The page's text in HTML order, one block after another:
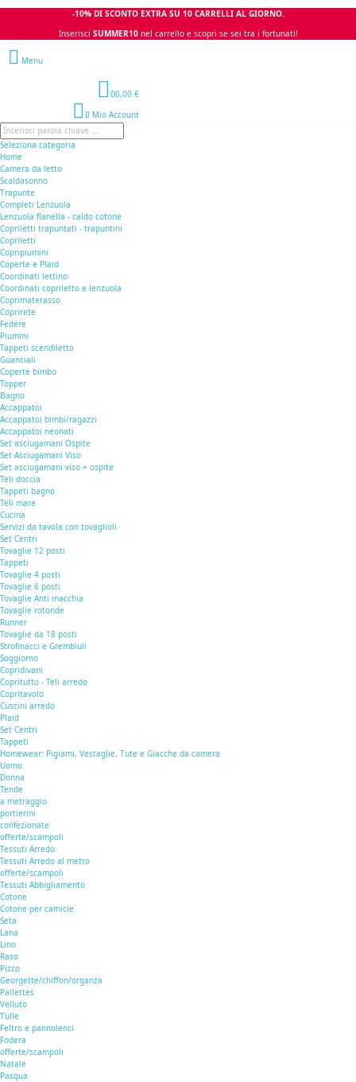
-10% DI SCONTO EXTRA SU 10 CARRELLI AL GIORNO.
Inserisci SUMMER10 nel carrello e scopri se sei tra i fortunati!
Menu
00,00 €
Il Mio Account
Seleziona categoria
Home
Camera da letto
Scaldasonno
Trapunte
Completi Lenzuola
Lenzuola flanella - caldo cotone
Copriletti trapuntati - trapuntini
Copriletti
Copripiumini
Coperte e Plaid
Coordinati lettino
Coordinati copriletto e lenzuola
Coprimaterasso
Coprirete
Federe
Piumini
Tappeti scendiletto
Guanciali
Coperte bimbo
Topper
Bagno
Accappatoi
Accappatoi bimbi/ragazzi
Accappatoi neonati
Set asciugamani Ospite
Set Asciugamani Viso
Set asciugamani viso + ospite
Teli doccia
Tappeti bagno
Teli mare
Cucina
Servizi da tavola con tovaglioli
Set Centri
Tovaglie 12 posti
Tappeti
Tovaglie 4 posti
Tovaglie 6 posti
Tovaglie Anti macchia
Tovaglie rotonde
Runner
Tovaglie da 18 posti
Strofinacci e Grembiuli
Soggiorno
Copridivani
Copritutto - Teli arredo
Copritavolo
Cuscini arredo
Plaid
Set Centri
Tappeti
Homewear: Pigiami, Vestaglie, Tute e Giacche da camera
Uomo
Donna
Tende
a metraggio
portierini
confezionate
offerte/scampoli
Tessuti Arredo
Tessuti Arredo al metro
offerte/scampoli
Tessuti Abbigliamento
Cotone
Cotone per camicie
Seta
Lana
Lino
Raso
Pizzo
Georgette/chiffon/organza
Pailettes
Velluto
Tulle
Feltro e pannolenci
Fodera
offerte/scampoli
Natale
Pasqua